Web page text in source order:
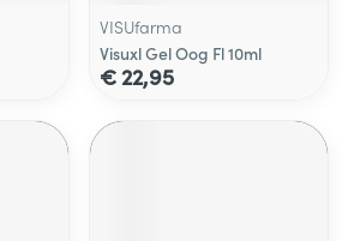
VISUfarma
Visuxl Gel Oog Fl 10ml
€ 22,95